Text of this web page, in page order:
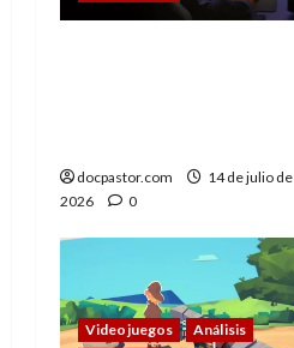
docpastor.com
14 de julio de
2026
0
Videojuegos
Análisis